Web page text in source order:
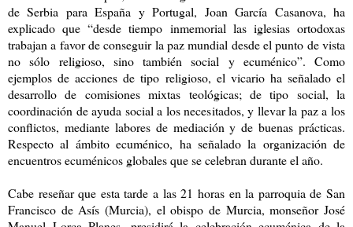
de Serbia para España y Portugal, Joan García Casanova, ha
explicado que “desde tiempo inmemorial las iglesias ortodoxas
trabajan a favor de conseguir la paz mundial desde el punto de vista
no sólo religioso, sino también social y ecuménico”. Como
ejemplos de acciones de tipo religioso, el vicario ha señalado el
desarrollo de comisiones mixtas teológicas; de tipo social, la
coordinación de ayuda social a los necesitados, y llevar la paz a los
conflictos, mediante labores de mediación y de buenas prácticas.
Respecto al ámbito ecuménico, ha señalado la organización de
encuentros ecuménicos globales que se celebran durante el año.
Cabe reseñar que esta tarde a las 21 horas en la parroquia de San
Francisco de Asís (Murcia), el obispo de Murcia, monseñor José